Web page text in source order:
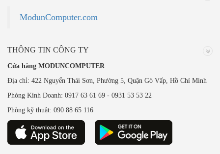
ModunComputer.com
THÔNG TIN CÔNG TY
Cửa hàng MODUNCOMPUTER
Địa chỉ: 422 Nguyển Thái Sơn, Phường 5, Quận Gò Vấp, Hồ Chí Minh
Phòng Kinh Doanh: 0917 63 61 69 - 0931 53 53 22
Phòng kỹ thuật: 090 88 65 116